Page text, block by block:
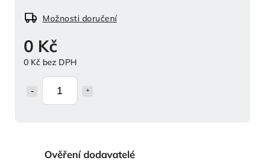
0 Kč
0 Kč bez DPH
Možnosti doručení
Ověření dodavatelé